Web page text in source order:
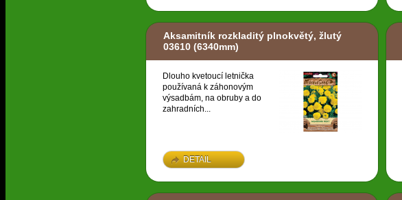
Aksamitník rozkladitý plnokvětý, žlutý
03610 (6340mm)
Dlouho kvetoucí letnička
používaná k záhonovým
výsadbám, na obruby a do
zahradních...
DETAIL